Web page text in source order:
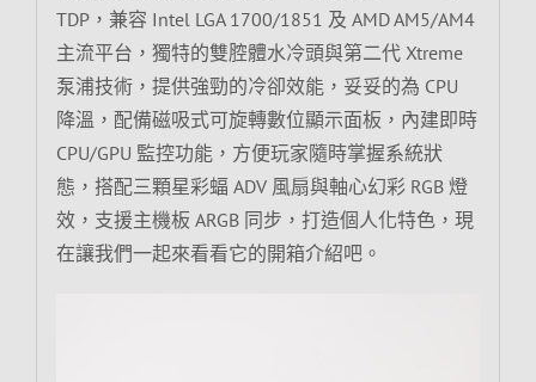
TDP，兼容 Intel LGA 1700/1851 及 AMD AM5/AM4
主流平台，獨特的雙腔體水冷頭與第二代 Xtreme
泵浦技術，提供強勁的冷卻效能，妥妥的為 CPU
降溫，配備磁吸式可旋轉數位顯示面板，內建即時
CPU/GPU 監控功能，方便玩家隨時掌握系統狀
態，搭配三顆星彩蝠 ADV 風扇與軸心幻彩 RGB 燈
效，支援主機板 ARGB 同步，打造個人化特色，現
在讓我們一起來看看它的開箱介紹吧。